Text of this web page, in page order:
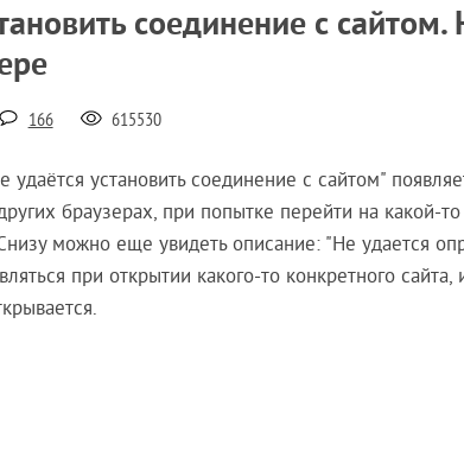
соединение с
166 615530
установить соединение с сайтом"
браузерах, при попытке перейти на какой-
можно еще увидеть описание: "Не удается
при открытии какого-то конкретного сайта,